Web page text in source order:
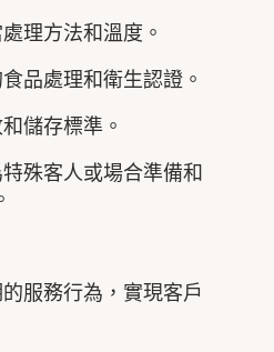
理方法和溫度。
品處理和衛生認證。
儲存標準。
殊客人或場合準備和
服務行為，實現客戶